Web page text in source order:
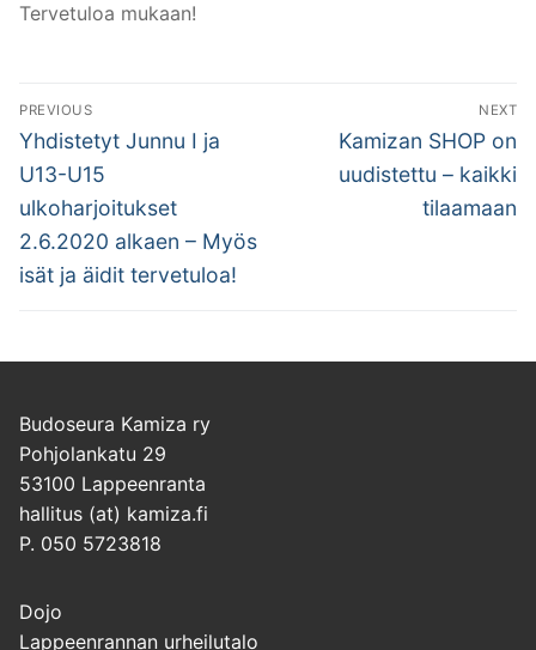
Tervetuloa mukaan!
Artikkelien
selaus
PREVIOUS
Previous
post:
Yhdistetyt Junnu I ja
U13-U15
ulkoharjoitukset
2.6.2020 alkaen – Myös
isät ja äidit tervetuloa!
NEXT
Next
post:
Kamizan SHOP on
uudistettu – kaikki
tilaamaan
Budoseura Kamiza ry
Pohjolankatu 29
53100 Lappeenranta
hallitus (at) kamiza.fi
P. 050 5723818
Dojo
Lappeenrannan urheilutalo